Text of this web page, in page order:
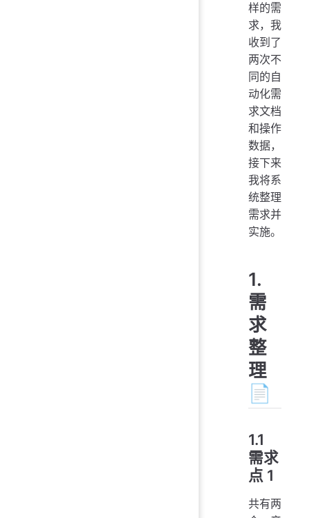
样的需
求，我
收到了
两次不
同的自
动化需
求文档
和操作
数据，
接下来
我将系
统整理
需求并
实施。
1.
需
求
整
理
📄
1.1
需求
点 1
共有两